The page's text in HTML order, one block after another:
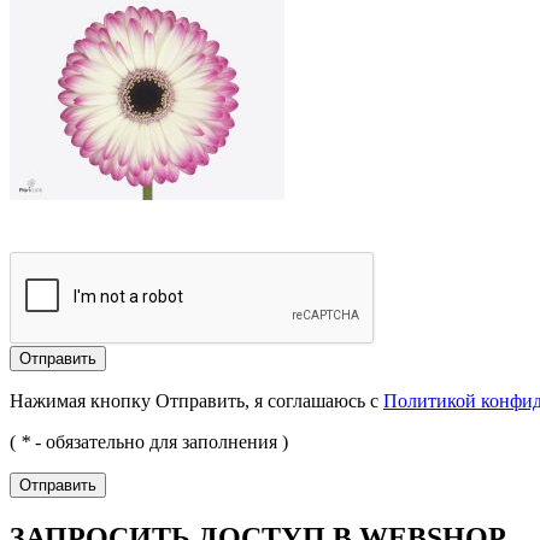
Отправить
Нажимая кнопку Отправить, я соглашаюсь с Политикой
( * - обязательно для заполнения )
Отправить